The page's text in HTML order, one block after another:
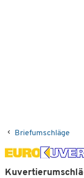
Briefumschläge